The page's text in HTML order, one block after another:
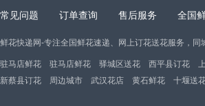
常见问题 订单查询 售后服务 全国
鲜花快递网-专注全国鲜花速递、网上订花送花服务，
驻马店鲜花 驻马店鲜花 驿城区送花 西平县订花
新蔡县订花
周边城市 武汉花店 黄石鲜花 十堰送